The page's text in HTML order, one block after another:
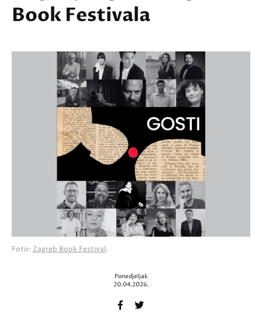
Book Festivala
Foto: Zagreb Book Festival.
Ponedjeljak
20.04.2026.